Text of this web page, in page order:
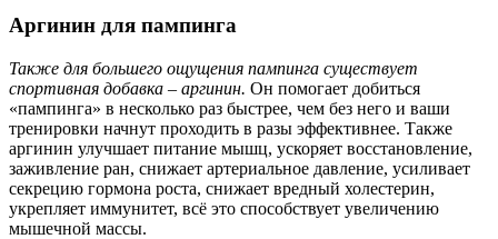
Аргинин для пампинга
Также для большего ощущения пампинга существует
спортивная добавка – аргинин. Он помогает добиться
«пампинга» в несколько раз быстрее, чем без него и ваши
тренировки начнут проходить в разы эффективнее. Также
аргинин улучшает питание мышц, ускоряет восстановление,
заживление ран, снижает артериальное давление, усиливает
секрецию гормона роста, снижает вредный холестерин,
укрепляет иммунитет, всё это способствует увеличению
мышечной массы.